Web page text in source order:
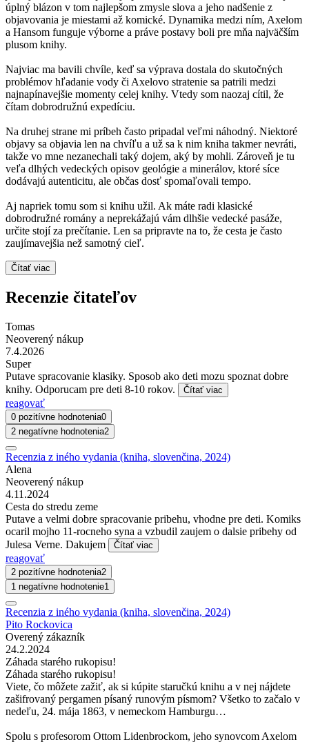
úplný blázon v tom najlepšom zmysle slova a jeho nadšenie z
objavovania je miestami až komické. Dynamika medzi ním, Axelom
a Hansom funguje výborne a práve postavy boli pre mňa najväčším
plusom knihy.
Najviac ma bavili chvíle, keď sa výprava dostala do skutočných
problémov hľadanie vody či Axelovo stratenie sa patrili medzi
najnapínavejšie momenty celej knihy. Vtedy som naozaj cítil, že
čítam dobrodružnú expedíciu.
Na druhej strane mi príbeh často pripadal veľmi náhodný. Niektoré
objavy sa objavia len na chvíľu a už sa k nim kniha takmer nevráti,
takže vo mne nezanechali taký dojem, aký by mohli. Zároveň je tu
veľa dlhých vedeckých opisov geológie a minerálov, ktoré síce
dodávajú autenticitu, ale občas dosť spomaľovali tempo.
Aj napriek tomu som si knihu užil. Ak máte radi klasické
dobrodružné romány a neprekážajú vám dlhšie vedecké pasáže,
určite stojí za prečítanie. Len sa pripravte na to, že cesta je často
zaujímavejšia než samotný cieľ.
Čítať viac
Recenzie čitateľov
Tomas
Neoverený nákup
7.4.2026
Super
Putave spracovanie klasiky. Sposob ako deti mozu spoznat dobre
knihy. Odporucam pre deti 8-10 rokov.
Čítať viac
reagovať
0 pozitívne hodnotenia0
2 negatívne hodnotenia2
Recenzia z iného vydania (kniha, slovenčina, 2024)
Alena
Neoverený nákup
4.11.2024
Cesta do stredu zeme
Putave a velmi dobre spracovanie pribehu, vhodne pre deti. Komiks
ocaril mojho 11-rocneho syna a vzbudil zaujem o dalsie pribehy od
Julesa Verne. Dakujem
Čítať viac
reagovať
2 pozitívne hodnotenia2
1 negatívne hodnotenie1
Recenzia z iného vydania (kniha, slovenčina, 2024)
Pito Rockovica
Overený zákazník
24.2.2024
Záhada starého rukopisu!
Záhada starého rukopisu!
Viete, čo môžete zažiť, ak si kúpite staručkú knihu a v nej nájdete
zašifrovaný pergamen písaný runovým písmom? Všetko to začalo v
nedeľu, 24. mája 1863, v nemeckom Hamburgu…
Spolu s profesorom Ottom Lidenbrockom, jeho synovcom Axelom